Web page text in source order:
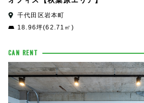
千代田区岩本町
18.96坪(62.71㎡)
CAN RENT